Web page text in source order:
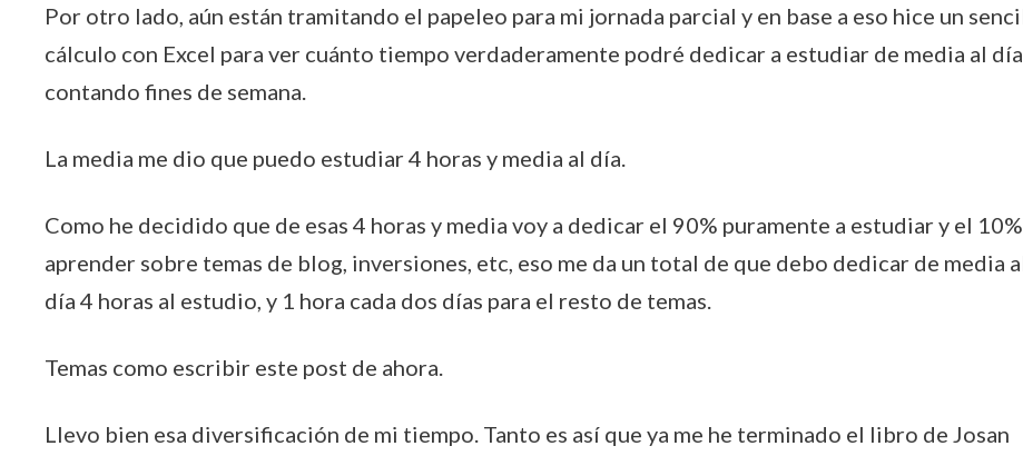
Por otro lado, aún están tramitando el papeleo para mi jornada parcial y en base a eso hice un
cálculo con Excel para ver cuánto tiempo verdaderamente podré dedicar a estudiar de media al día,
contando fines de semana.
La media me dio que puedo estudiar 4 horas y media al día.
Como he decidido que de esas 4 horas y media voy a dedicar el 90% puramente a estudiar y el
aprender sobre temas de blog, inversiones, etc, eso me da un total de que debo dedicar de media
día 4 horas al estudio, y 1 hora cada dos días para el resto de temas.
Temas como escribir este post de ahora.
Llevo bien esa diversificación de mi tiempo. Tanto es así que ya me he terminado el libro de Josan